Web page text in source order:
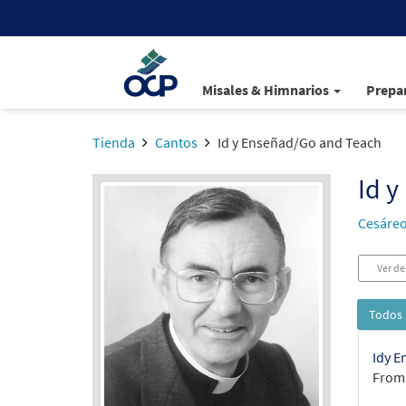
Misales & Himnarios
Tienda Cantos Id y Enseñad/Go and Teach
Id
Ver
Idy